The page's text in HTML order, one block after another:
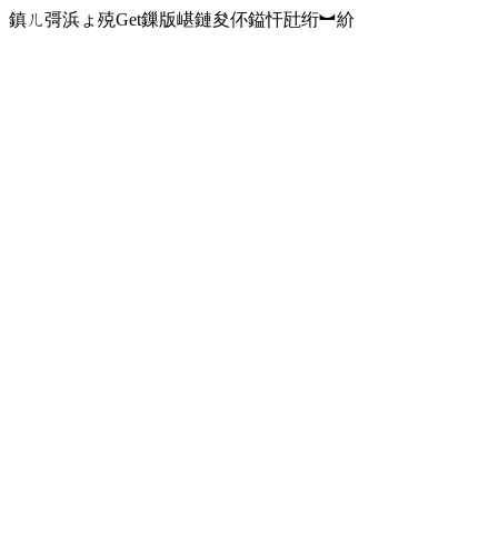
鎮ㄦ彁浜ょ殑Get鏁版嵁鏈夋伓鎰忓瓧绗︼紒